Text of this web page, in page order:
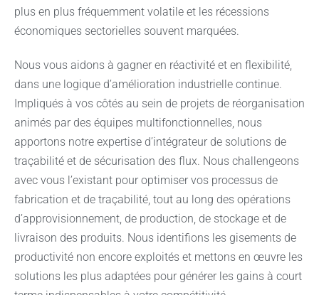
plus en plus fréquemment volatile et les récessions
économiques sectorielles souvent marquées.
Nous vous aidons à gagner en réactivité et en flexibilité,
dans une logique d’amélioration industrielle continue.
Impliqués à vos côtés au sein de projets de réorganisation
animés par des équipes multifonctionnelles, nous
apportons notre expertise d’intégrateur de solutions de
traçabilité et de sécurisation des flux. Nous challengeons
avec vous l’existant pour optimiser vos processus de
fabrication et de traçabilité, tout au long des opérations
d’approvisionnement, de production, de stockage et de
livraison des produits. Nous identifions les gisements de
productivité non encore exploités et mettons en œuvre les
solutions les plus adaptées pour générer les gains à court